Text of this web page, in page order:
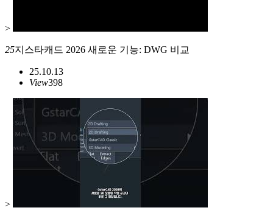
>
25지스타캐드 2026 새로운 기능: DWG 비교
25.10.13
View398
>